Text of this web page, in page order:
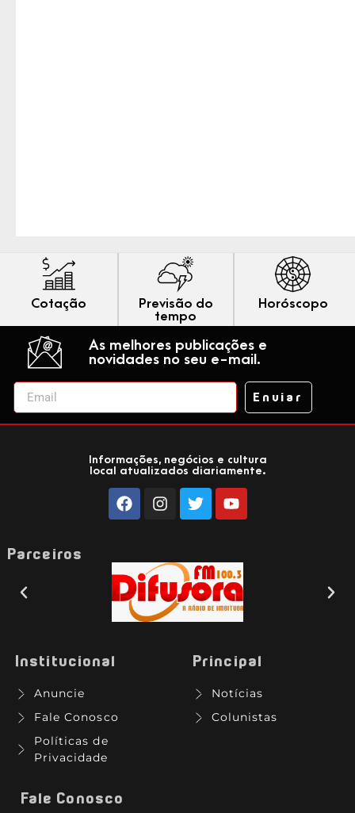
Cotação
Previsão do
tempo
Horóscopo
As melhores publicações e
novidades no seu e-mail.
Enviar
Informações, negócios e cultura
local atualizados diariamente.
Parceiros
Institucional
Anuncie
Fale Conosco
Políticas de
Privacidade
Principal
Notícias
Colunistas
Fale Conosco